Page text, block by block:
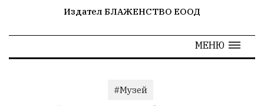
Издател БЛАЖЕНСТВО ЕООД
МЕНЮ
#Музей